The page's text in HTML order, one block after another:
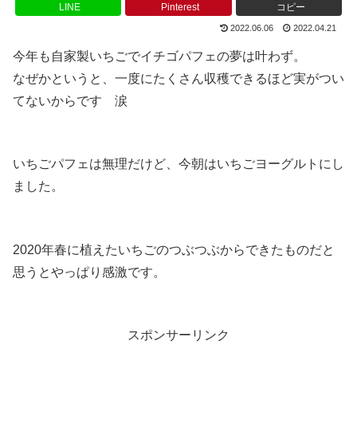
LINE Pinterest コピー
2022.06.06 2022.04.21
今年も自家製いちごでイチゴパフェの夢は叶わず。
なぜかというと、一度にたくさん収穫できるほど実がつい
てないからです 涙
いちごパフェは無理だけど、今朝はいちごヨーグルトにし
ました。
2020年春に植えたいちごのつぶつぶからできたものだと
思うとやっぱり感激です。
スポンサーリンク